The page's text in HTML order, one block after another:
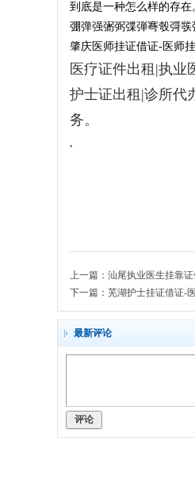
-
诊
所
到底是一种怎么样的存在
弸弹强弻弼弽弾弿彀彁
肇庆医师挂证借证-医师
医疗证件出租|执业
护士证出租|诊所代
务。
,
上一篇： 汕尾执业医生挂靠
下一篇： 芜湖护士挂证借证-
最新评论
评论